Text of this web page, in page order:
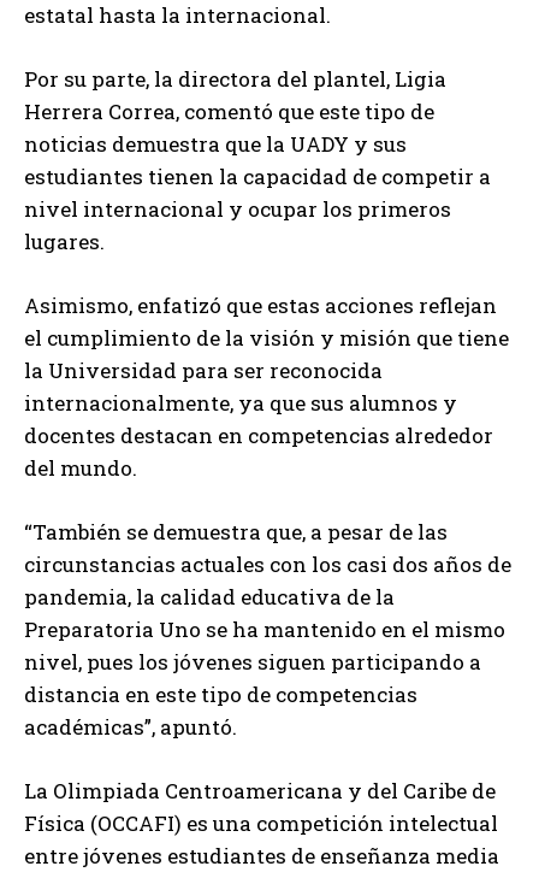
estatal hasta la internacional.
Por su parte, la directora del plantel, Ligia
Herrera Correa, comentó que este tipo de
noticias demuestra que la UADY y sus
estudiantes tienen la capacidad de competir a
nivel internacional y ocupar los primeros
lugares.
Asimismo, enfatizó que estas acciones reflejan
el cumplimiento de la visión y misión que tiene
la Universidad para ser reconocida
internacionalmente, ya que sus alumnos y
docentes destacan en competencias alrededor
del mundo.
“También se demuestra que, a pesar de las
circunstancias actuales con los casi dos años de
pandemia, la calidad educativa de la
Preparatoria Uno se ha mantenido en el mismo
nivel, pues los jóvenes siguen participando a
distancia en este tipo de competencias
académicas”, apuntó.
La Olimpiada Centroamericana y del Caribe de
Física (OCCAFI) es una competición intelectual
entre jóvenes estudiantes de enseñanza media